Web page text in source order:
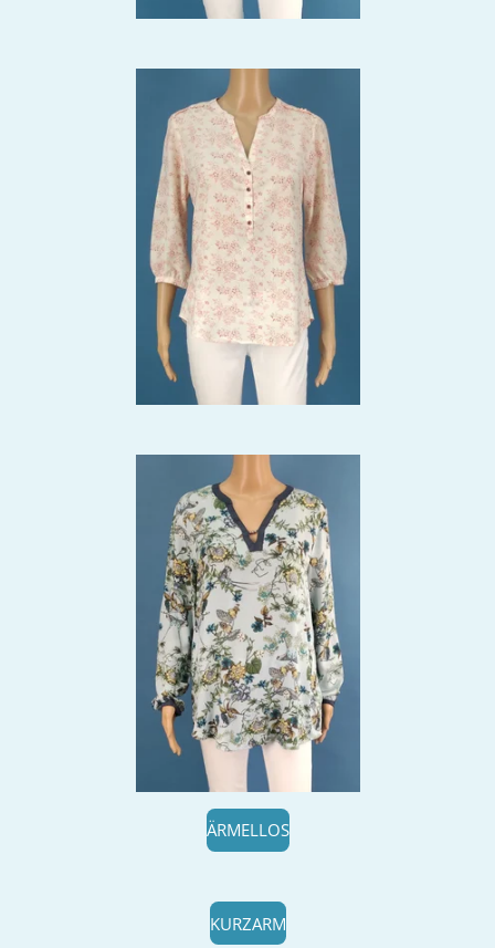
ÄRMELLOS
KURZARM